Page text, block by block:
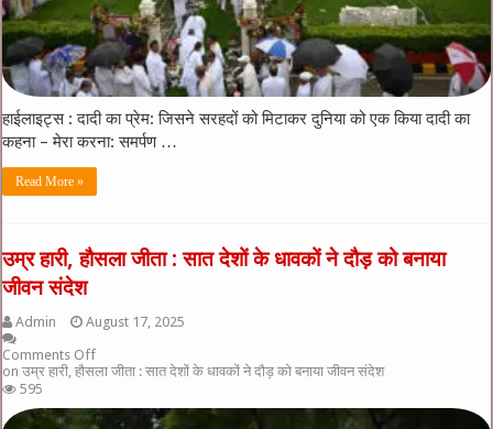
हाईलाइट्स : दादी का प्रेम: जिसने सरहदों को मिटाकर दुनिया को एक किया दादी का
कहना – मेरा करना: समर्पण …
Read More »
उम्र हारी, हौसला जीता : सात देशों के धावकों ने दौड़ को बनाया
जीवन संदेश
Admin
August 17, 2025
Comments Off
on उम्र हारी, हौसला जीता : सात देशों के धावकों ने दौड़ को बनाया जीवन संदेश
595